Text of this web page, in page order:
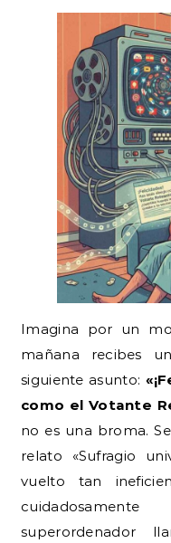
Imagina por un
mañana recibes
siguiente asunto:
como el Votante
no es una broma.
relato «Sufragio
vuelto tan
superordenador